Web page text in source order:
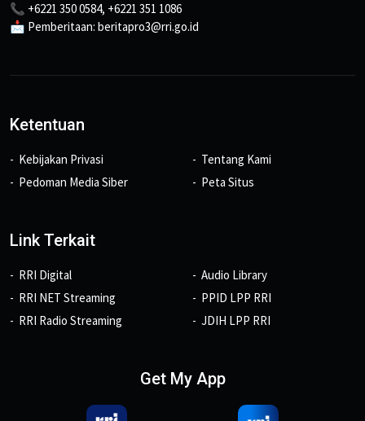
📞 +6221 350 0584, +6221 351 1086
📩 Pemberitaan: beritapro3@rri.go.id
Ketentuan
Kebijakan Privasi
Pedoman Media Siber
Tentang Kami
Peta Situs
Link Terkait
RRI Digital
RRI NET Streaming
RRI Radio Streaming
Audio Library
PPID LPP RRI
JDIH LPP RRI
Get My App